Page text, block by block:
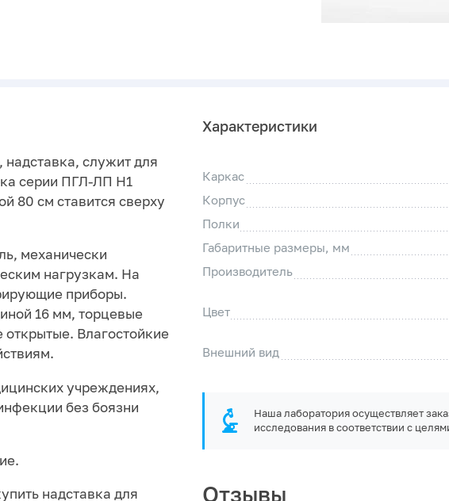
надставка, служит для
серии ПГЛ-ЛП Н1
80 см ставится сверху
механически
нагрузкам. На
приборы.
16 мм, торцевые
Влагостойкие
учреждениях,
без боязни
надставка для
Характеристики
Каркас
Корпус
Полки
Габаритные размеры, мм
Производитель
Цвет
Внешний вид
Наша лаборатория осуществляет
исследования в соответствии с
Отзывы